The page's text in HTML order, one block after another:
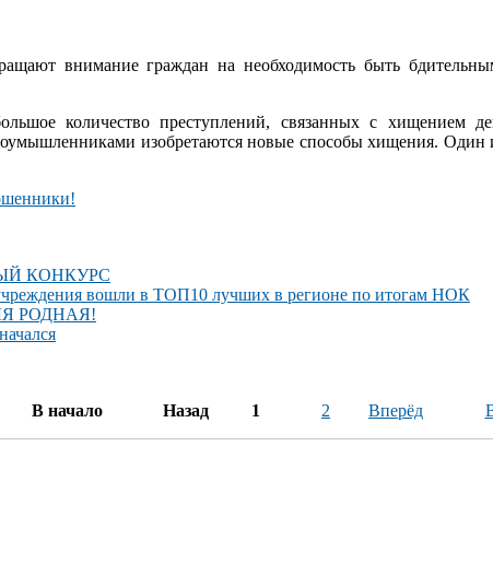
внимание граждан на необходимость быть
количество преступлений, связанных с хищением
изобретаются новые способы хищения. Один
КОНКУРС
вошли в ТОП­10 лучших в регионе по итогам НОК
РОДНАЯ!
В начало Назад 1 2 Вперёд